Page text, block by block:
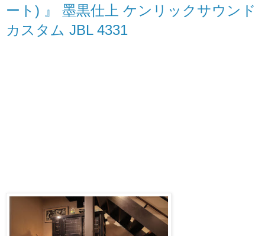
ート) 』 墨黒仕上 ケンリックサウンド
カスタム JBL 4331